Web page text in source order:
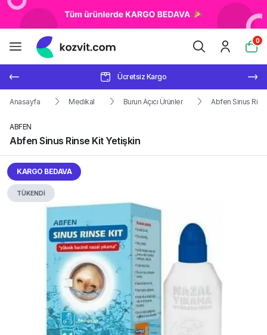
0
Ücretsiz Kargo
Anasayfa Medikal Burun Açıcı Ürünler Abfen Sinus
ABFEN
Abfen Sinus Rinse Kit Yetişkin
KARGO BEDAVA
TÜKENDİ